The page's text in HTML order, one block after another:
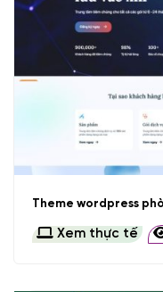
Theme wordpress
Xem thực tế